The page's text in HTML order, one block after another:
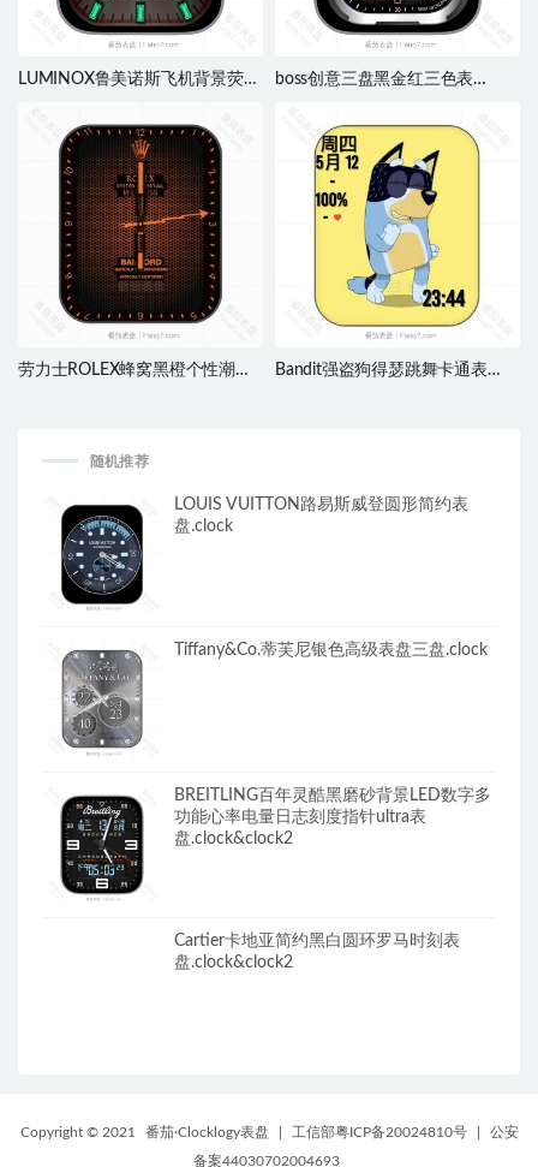
LUMINOX鲁美诺斯飞机背景荧光
boss创意三盘黑金红三色表
劳力士ROLEX蜂窝黑橙个性潮流
Bandit强盗狗得瑟跳舞卡通表
随机推荐
LOUIS VUITTON路易斯威登圆形简约表
盘.clock
Tiffany&Co.蒂芙尼银色高级表盘三盘.clock
BREITLING百年灵酷黑磨砂背景LED数字多
功能心率电量日志刻度指针ultra表
盘.clock&clock2
Cartier卡地亚简约黑白圆环罗马时刻表
盘.clock&clock2
Copyright © 2021 番茄·Clocklogy表盘 工信部粤ICP备20024810号
公安
备案44030702004693